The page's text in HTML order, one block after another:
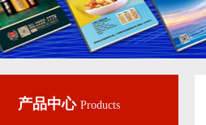
产品中心 Products